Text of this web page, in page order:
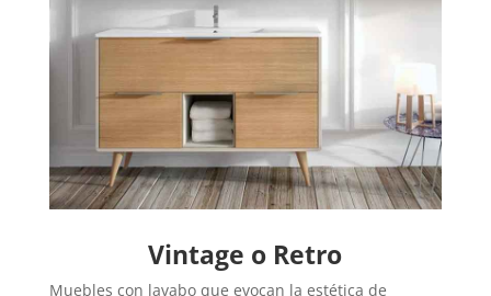
Vintage o Retro
Muebles con lavabo que evocan la estética de